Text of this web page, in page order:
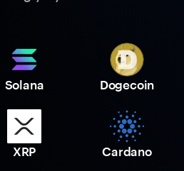
Solana Dogecoin
XRP Cardano